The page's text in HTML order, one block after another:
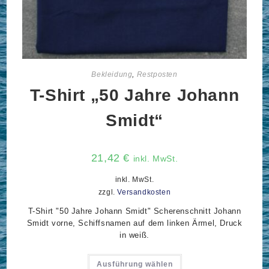
Bekleidung, Restposten
T-Shirt „50 Jahre Johann
Smidt“
21,42€ inkl. MwSt.
inkl. MwSt.
zzgl.Versandkosten
T-Shirt "50 Jahre Johann Smidt" Scherenschnitt Johann
Smidt vorne, Schiffsnamen auf dem linken Ärmel, Druck
in weiß.
Ausführung wählen
Dieses